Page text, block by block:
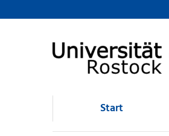
Browsen
direkt zum Inhalt
Start